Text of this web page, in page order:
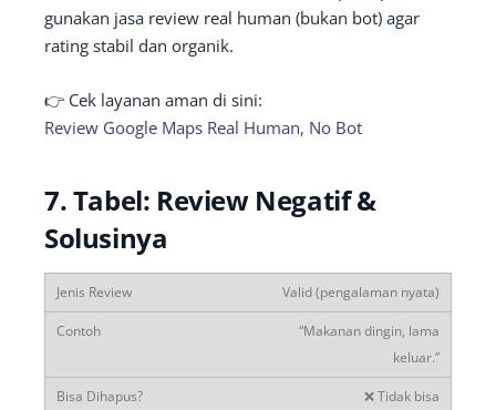
gunakan jasa review real human (bukan bot) agar
rating stabil dan organik.
👉 Cek layanan aman di sini:
Review Google Maps Real Human, No Bot
7. Tabel: Review Negatif &
Solusinya
Valid (pengalaman nyata)
“Makanan dingin, lama
keluar.”
❌ Tidak bisa